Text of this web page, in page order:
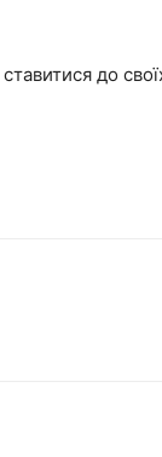
до